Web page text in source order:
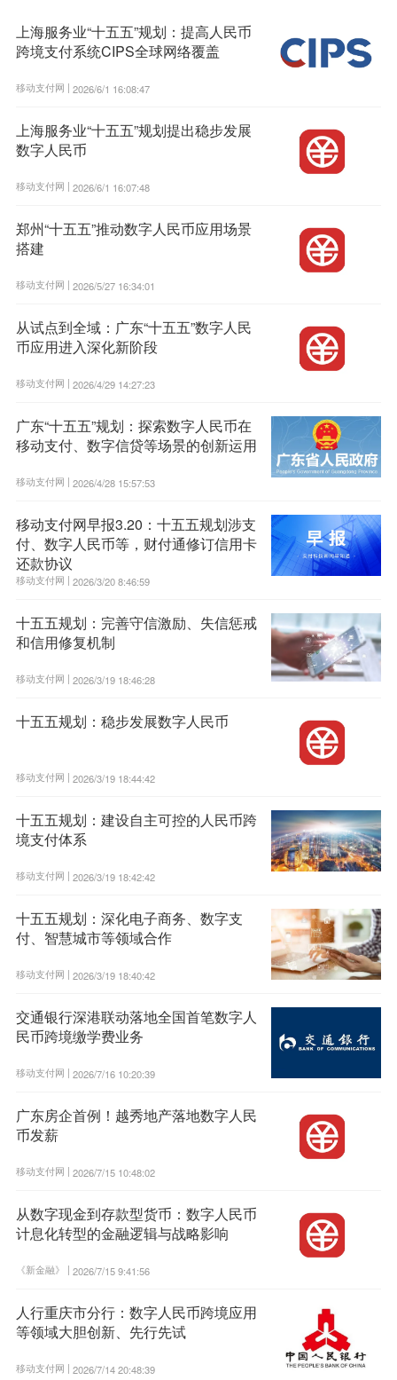
上海服务业“十五五”规划：提高人民币
跨境支付系统CIPS全球网络覆盖
移动支付网 | 2026/6/1 16:08:47
上海服务业“十五五”规划提出稳步发展
数字人民币
移动支付网 | 2026/6/1 16:07:48
郑州“十五五”推动数字人民币应用场景
搭建
移动支付网 | 2026/5/27 16:34:01
从试点到全域：广东“十五五”数字人民
币应用进入深化新阶段
移动支付网 | 2026/4/29 14:27:23
广东“十五五”规划：探索数字人民币在
移动支付、数字信贷等场景的创新运用
移动支付网 | 2026/4/28 15:57:53
移动支付网早报3.20：十五五规划涉支
付、数字人民币等，财付通修订信用卡
还款协议
移动支付网 | 2026/3/20 8:46:59
十五五规划：完善守信激励、失信惩戒
和信用修复机制
移动支付网 | 2026/3/19 18:46:28
十五五规划：稳步发展数字人民币
移动支付网 | 2026/3/19 18:44:42
十五五规划：建设自主可控的人民币跨
境支付体系
移动支付网 | 2026/3/19 18:42:42
十五五规划：深化电子商务、数字支
付、智慧城市等领域合作
移动支付网 | 2026/3/19 18:40:42
交通银行深港联动落地全国首笔数字人
民币跨境缴学费业务
移动支付网 | 2026/7/16 10:20:39
广东房企首例！越秀地产落地数字人民
币发薪
移动支付网 | 2026/7/15 10:48:02
从数字现金到存款型货币：数字人民币
计息化转型的金融逻辑与战略影响
《新金融》 | 2026/7/15 9:41:56
人行重庆市分行：数字人民币跨境应用
等领域大胆创新、先行先试
移动支付网 | 2026/7/14 20:48:39